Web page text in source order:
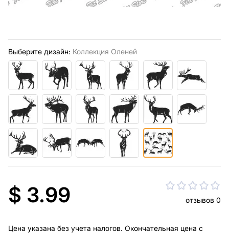
Выберите дизайн: Коллекция Оленей
$ 3.99 отзывов 0
Цена указана без учета налогов. Окончательная цена с